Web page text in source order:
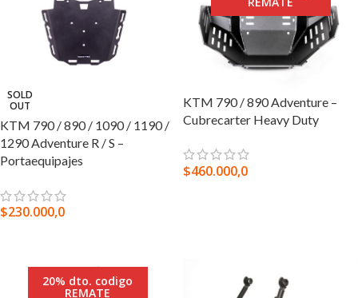
SOLD
OUT
KTM 790 / 890 / 1090 / 1190 /
1290 Adventure R / S –
Portaequipajes
$230.000,0
KTM 790 / 890 Adventure –
Cubrecarter Heavy Duty
$460.000,0
20% dto. codigo
REMATE